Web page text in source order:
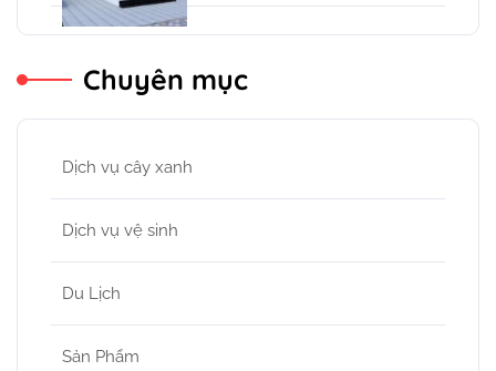
Chuyên mục
Dịch vụ cây xanh
Dịch vụ vệ sinh
Du Lịch
Sản Phẩm